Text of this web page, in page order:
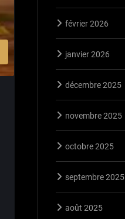
février 2026
janvier 2026
décembre 2025
novembre 2025
octobre 2025
septembre 2025
août 2025